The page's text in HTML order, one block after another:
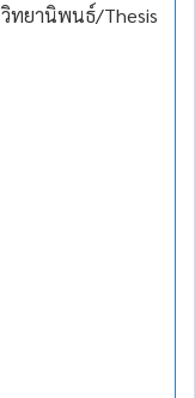
วิทยานิพนธ์/Thesis